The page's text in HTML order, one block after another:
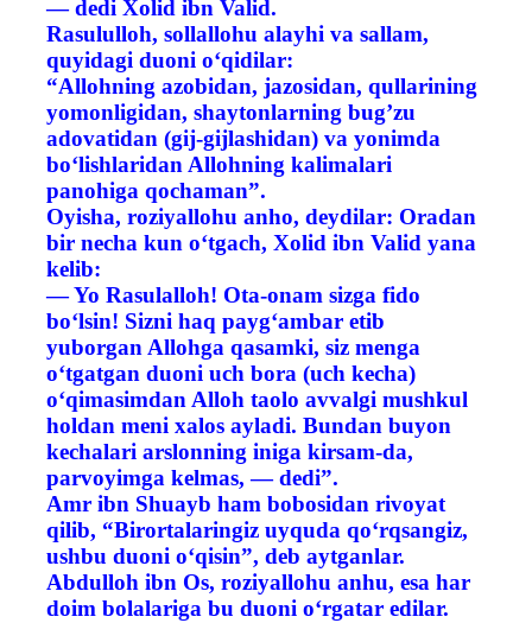
— dedi Xolid ibn Valid.
Rasululloh, sollallohu alayhi va sallam,
quyidagi duoni o‘qidilar:
“Allohning azobidan, jazosidan, qullarining
yomonligidan, shaytonlarning bug’zu
adovatidan (gij-gijlashidan) va yonimda
bo‘lishlaridan Allohning kalimalari
panohiga qochaman”.
Oyisha, roziyallohu anho, deydilar: Oradan
bir necha kun o‘tgach, Xolid ibn Valid yana
kelib:
— Yo Rasulalloh! Ota-onam sizga fido
bo‘lsin! Sizni haq payg‘ambar etib
yuborgan Allohga qasamki, siz menga
o‘tgatgan duoni uch bora (uch kecha)
o‘qimasimdan Alloh taolo avvalgi mushkul
holdan meni xalos ayladi. Bundan buyon
kechalari arslonning iniga kirsam-da,
parvoyimga kelmas, — dedi”.
Amr ibn Shuayb ham bobosidan rivoyat
qilib, “Birortalaringiz uyquda qo‘rqsangiz,
ushbu duoni o‘qisin”, deb aytganlar.
Abdulloh ibn Os, roziyallohu anhu, esa har
doim bolalariga bu duoni o‘rgatar edilar.